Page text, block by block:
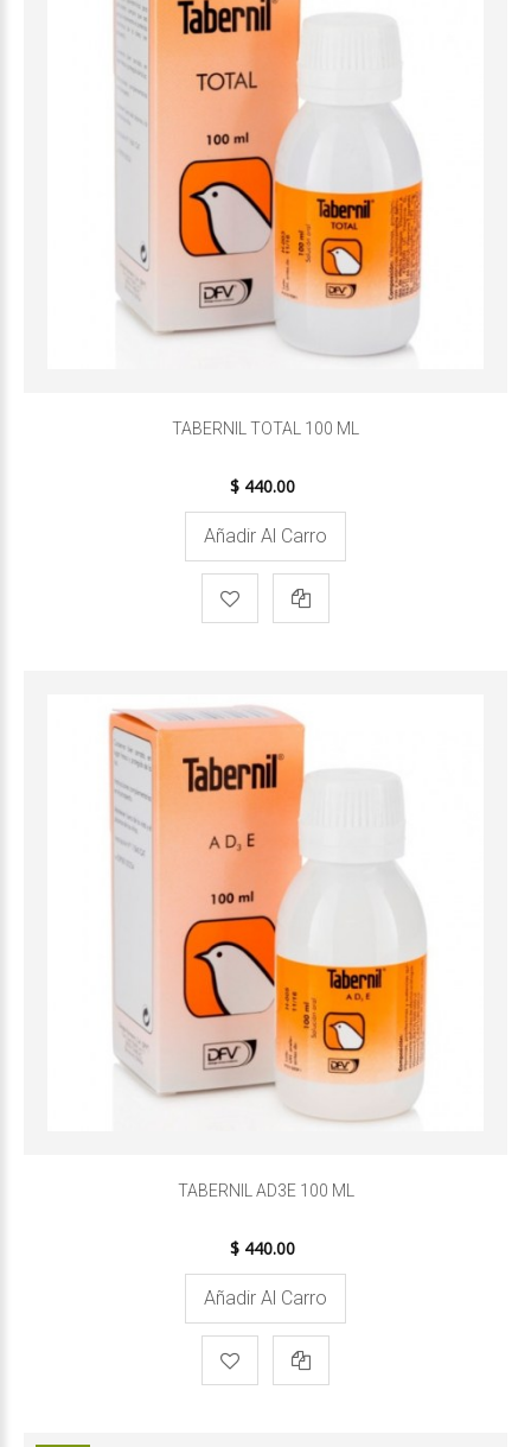
TABERNIL TOTAL 100 ML
$ 440.00
Añadir Al Carro
TABERNIL AD3E 100 ML
$ 440.00
Añadir Al Carro